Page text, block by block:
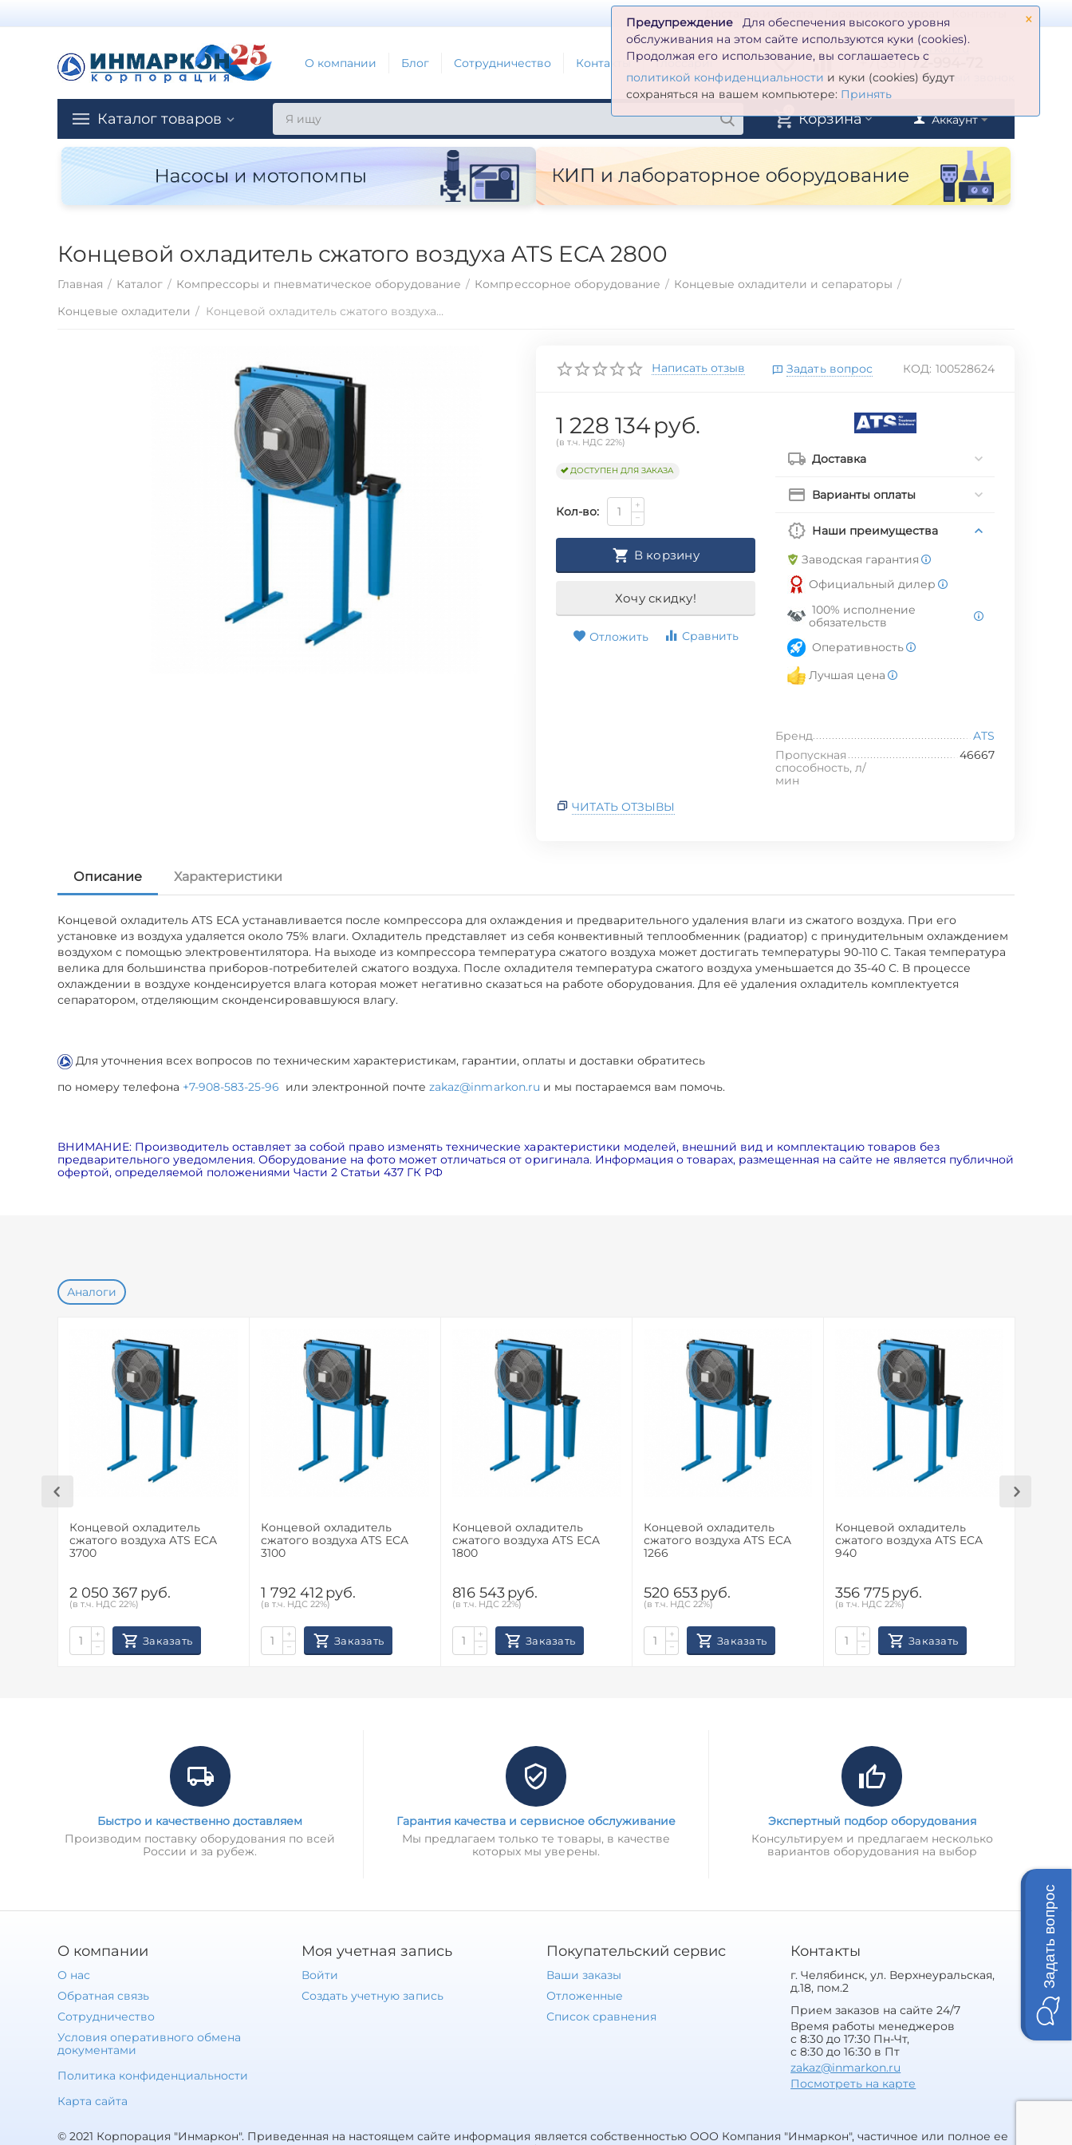
×
Предупреждение
Для обеспечения высокого уровня
обслуживания на этом сайте используются куки (cookies).
Продолжая его использование, вы соглашаетесь с
политикой конфиденциальности и куки (cookies) будут
сохраняться на вашем компьютере: Принять
О компании Блог Сотрудничество Контакты Глоссарий
zakaz@inmarkon.ru
+7(351)72-994-72
Заказать обратный звонок
Каталог товаров Аккаунт
Корзина
Концевой охладитель сжатого воздуха ATS ECA 2800
Главная / Каталог / Компрессоры и пневматическое оборудование / Компрессорное оборудование / Концевые охладители и сепараторы /
Концевые охладители / Концевой охладитель сжатого воздуха ATS ECA 2800
Написать отзыв Задать вопрос КОД: 100528624
1 228 134руб.
(в т.ч. НДС 22%)
ДОСТУПЕН ДЛЯ ЗАКАЗА
Кол-во:
+
−
В корзину
Хочу скидку!
Отложить Сравнить
Доставка
Варианты оплаты
Наши преимущества
Заводская гарантия
Официальный дилер
100% исполнение
обязательств
Оперативность
Лучшая цена
Бренд
ATS
Пропускная
способность, л/
мин
46667
ЧИТАТЬ ОТЗЫВЫ
Описание Характеристики
Концевой охладитель ATS ECA устанавливается после компрессора для охлаждения и предварительного удаления влаги из сжатого воздуха. При его
установке из воздуха удаляется около 75% влаги. Охладитель представляет из себя конвективный теплообменник (радиатор) с принудительным охлаждением
воздухом с помощью электровентилятора. На выходе из компрессора температура сжатого воздуха может достигать температуры 90-110 С. Такая температура
велика для большинства приборов-потребителей сжатого воздуха. После охладителя температура сжатого воздуха уменьшается до 35-40 С. В процессе
охлаждении в воздухе конденсируется влага которая может негативно сказаться на работе оборудования. Для её удаления охладитель комплектуется
сепаратором, отделяющим сконденсировавшуюся влагу.
Для уточнения всех вопросов по техническим характеристикам, гарантии, оплаты и доставки обратитесь
по номеру телефона +7-908-583-25-96 или электронной почтеzakaz@inmarkon.ru и мы постараемся вам помочь.
ВНИМАНИЕ: Производитель оставляет за собой право изменять технические характеристики моделей, внешний вид и комплектацию товаров без
предварительного уведомления. Оборудование на фото может отличаться от оригинала. Информация о товарах, размещенная на сайте не является публичной
офертой, определяемой положениями Части 2 Статьи 437 ГК РФ
Аналоги
Концевой охладитель
сжатого воздуха ATS ECA
3700
2 050 367 руб.
(в т.ч. НДС 22%)
+
−
Заказать
Концевой охладитель
сжатого воздуха ATS ECA
3100
1 792 412руб.
(в т.ч. НДС 22%)
+
−
Заказать
Концевой охладитель
сжатого воздуха ATS ECA
1800
816 543руб.
(в т.ч. НДС 22%)
+
−
Заказать
Концевой охладитель
сжатого воздуха ATS ECA
1266
520 653руб.
(в т.ч. НДС 22%)
+
−
Заказать
Концевой охладитель
сжатого воздуха ATS ECA
940
356 775руб.
(в т.ч. НДС 22%)
+
−
Заказать
Быстро и качественно доставляем
Производим поставку оборудования по всей
России и за рубеж.
Гарантия качества и сервисное обслуживание
Мы предлагаем только те товары, в качестве
которых мы уверены.
Экспертный подбор оборудования
Консультируем и предлагаем несколько
вариантов оборудования на выбор
О компании
О нас
Обратная связь
Сотрудничество
Условия оперативного обмена
документами
Политика конфиденциальности
Карта сайта
Моя учетная запись
Войти
Создать учетную запись
Покупательский сервис
Ваши заказы
Отложенные
Список сравнения
Контакты
г. Челябинск, ул. Верхнеуральская,
д.18, пом.2
Прием заказов на сайте 24/7
Время работы менеджеров
с 8:30 до 17:30 Пн-Чт,
с 8:30 до 16:30 в Пт
zakaz@inmarkon.ru
Посмотреть на карте
© 2021 Корпорация "Инмаркон". Приведенная на настоящем сайте информация является собственностью ООО Компания "Инмаркон", частичное или полное ее
Задать вопрос